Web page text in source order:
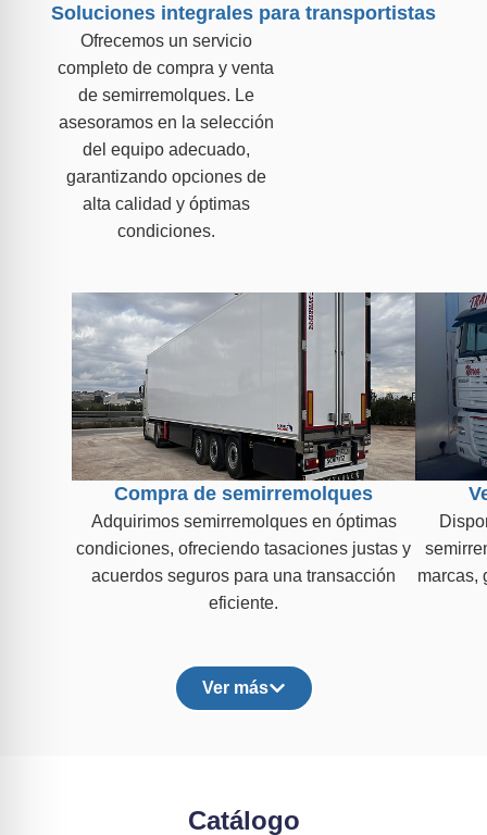
Soluciones integrales para transportistas
Ofrecemos un servicio
completo de compra y venta
de semirremolques. Le
asesoramos en la selección
del equipo adecuado,
garantizando opciones de
alta calidad y óptimas
condiciones.
Compra de semirremolques
Adquirimos semirremolques en óptimas
condiciones, ofreciendo tasaciones justas y
acuerdos seguros para una transacción
eficiente.
marcas,
Ver más
Catálogo